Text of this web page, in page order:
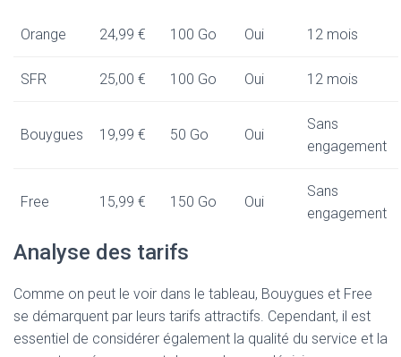
Orange 24,99 € 100 Go Oui 12 mois
SFR 25,00 € 100 Go Oui 12 mois
Bouygues 19,99 € 50 Go Oui
Sans
engagement
Free 15,99 € 150 Go Oui
Sans
engagement
Analyse des tarifs
Comme on peut le voir dans le tableau, Bouygues et Free
se démarquent par leurs tarifs attractifs. Cependant, il est
essentiel de considérer également la qualité du service et la